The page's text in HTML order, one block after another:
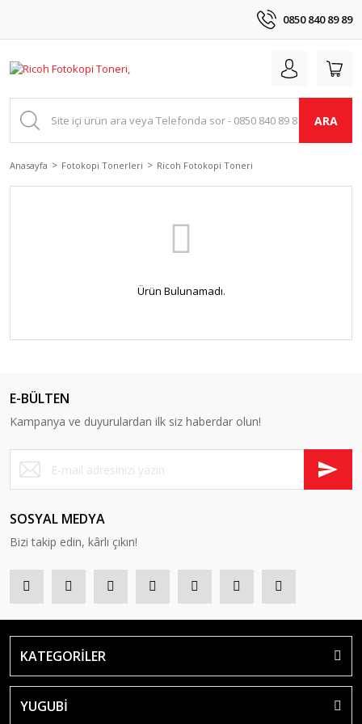
0850 840 89 89
ARA
Anasayfa Fotokopi Tonerleri Ricoh Fotokopi Toneri
Ürün Bulunamadı.
E-BÜLTEN
Kampanya ve duyurulardan ilk siz haberdar olun!
SOSYAL MEDYA
Bizi takip edin, kârlı çıkın!
KATEGORİLER
YUGUBİ